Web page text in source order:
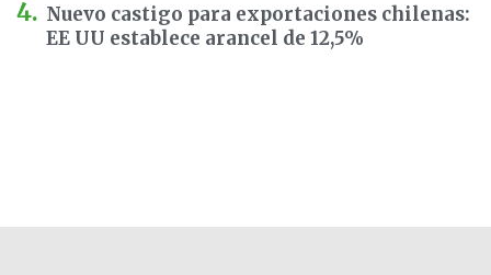
Nuevo castigo para exportaciones chilenas:
EE UU establece arancel de 12,5%